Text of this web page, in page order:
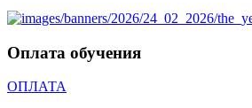
Оплата обучения
ОПЛАТА